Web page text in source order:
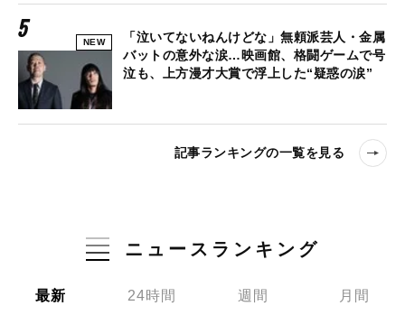
NEW
「泣いてないねんけどな」無頼派芸人・金属
バットの意外な涙…映画館、格闘ゲームで号
泣も、上方漫才大賞で浮上した“疑惑の涙”
記事ランキングの一覧を見る
ニュースランキング
最新 24時間 週間 月間